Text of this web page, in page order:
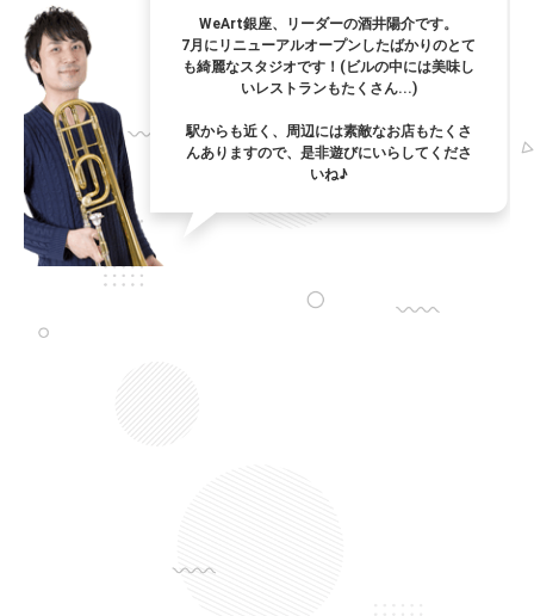
WeArt銀座、リーダーの酒井陽介です。
7月にリニューアルオープンしたばかりのとて
も綺麗なスタジオです！(ビルの中には美味し
いレストランもたくさん...)
駅からも近く、周辺には素敵なお店もたくさ
んありますので、是非遊びにいらしてくださ
いね♪